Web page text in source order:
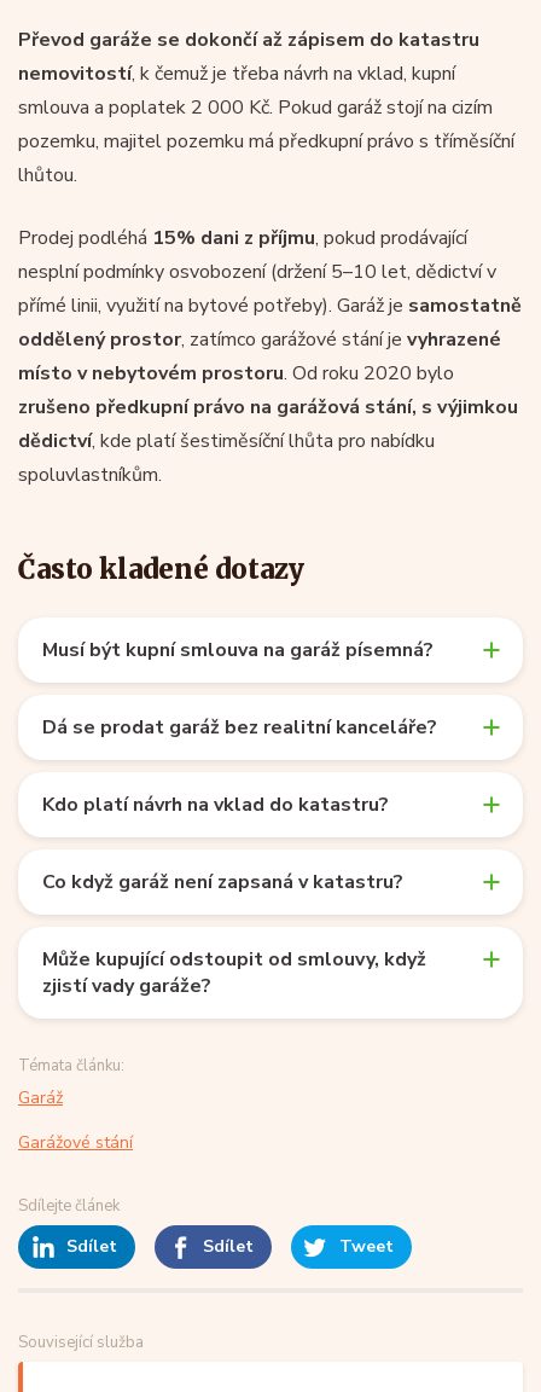
Převod garáže se dokončí až zápisem do katastru
nemovitostí, k čemuž je třeba návrh na vklad, kupní
smlouva a poplatek 2 000 Kč. Pokud garáž stojí na cizím
pozemku, majitel pozemku má předkupní právo s tříměsíční
lhůtou.
Prodej podléhá 15% dani z příjmu, pokud prodávající
nesplní podmínky osvobození (držení 5–10 let, dědictví v
přímé linii, využití na bytové potřeby). Garáž je samostatně
oddělený prostor, zatímco garážové stání je vyhrazené
místo v nebytovém prostoru. Od roku 2020 bylo
zrušeno předkupní právo na garážová stání, s výjimkou
dědictví, kde platí šestiměsíční lhůta pro nabídku
spoluvlastníkům.
Často kladené dotazy
Musí být kupní smlouva na garáž písemná?
Dá se prodat garáž bez realitní kanceláře?
Kdo platí návrh na vklad do katastru?
Co když garáž není zapsaná v katastru?
Může kupující odstoupit od smlouvy, když
zjistí vady garáže?
Témata článku:
Garáž
Garážové stání
Sdílejte článek
Sdílet Sdílet Tweet
Související služba